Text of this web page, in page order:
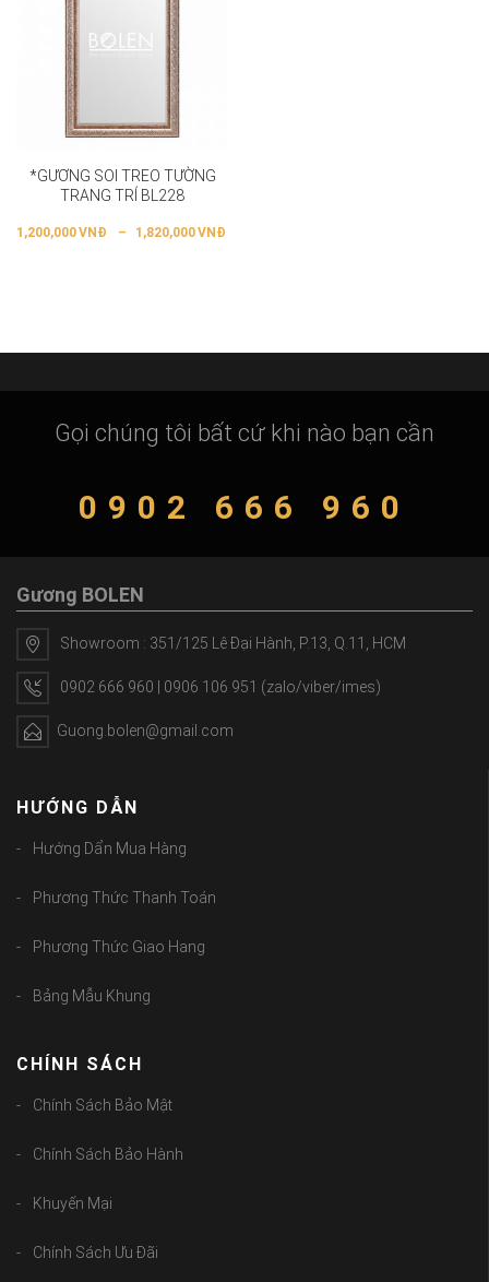
*GƯƠNG SOI TREO TƯỜNG
TRANG TRÍ BL228
1,200,000VNĐ – 1,820,000VNĐ
Gọi chúng tôi bất cứ khi nào bạn cần
0902 666 960
Gương BOLEN
Showroom : 351/125 Lê Đại Hành, P.13, Q.11, HCM
0902 666 960 | 0906 106 951 (zalo/viber/imes)
Guong.bolen@gmail.com
HƯỚNG DẪN
Hướng Dẩn Mua Hàng
Phương Thức Thanh Toán
Phương Thức Giao Hang
Bảng Mẫu Khung
CHÍNH SÁCH
Chính Sách Bảo Mật
Chính Sách Bảo Hành
Khuyến Mại
Chính Sách Ưu Đãi